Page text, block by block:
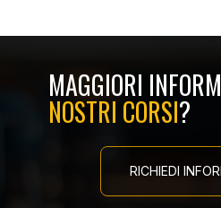
MAGGIORI
NOSTRI CORSI?
RICHIEDI